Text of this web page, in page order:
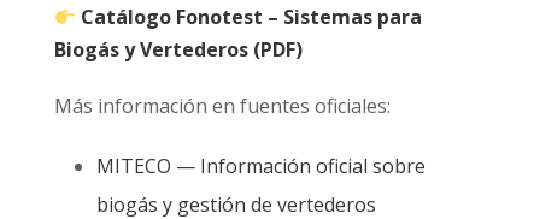
Catálogo Fonotest – Sistemas para
Biogás y Vertederos (PDF)
Más información en fuentes oficiales:
MITECO — Información oficial sobre
biogás y gestión de vertederos